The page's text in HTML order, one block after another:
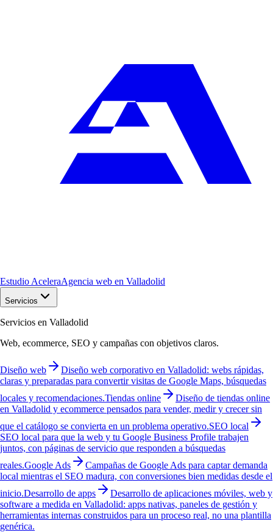
Estudio AceleraAgencia web en Valladolid
Servicios
Servicios en Valladolid
Web, ecommerce, SEO y campañas con objetivos claros.
Diseño web
Diseño web corporativo en Valladolid: webs rápidas,
claras y preparadas para convertir visitas de Google Maps, búsquedas
locales y recomendaciones.Tiendas online
Diseño de tiendas online
en Valladolid y ecommerce pensados para vender, medir y crecer sin
que el catálogo se convierta en un problema operativo.SEO local
SEO local para que la web y tu Google Business Profile trabajen
juntos, con páginas de servicio que responden a búsquedas
reales.Google Ads
Campañas de Google Ads para captar demanda
local mientras el SEO madura, con conversiones bien medidas desde el
inicio.Desarrollo de apps
Desarrollo de aplicaciones móviles, web y
software a medida en Valladolid: apps nativas, paneles de gestión y
herramientas internas construidos para un proceso real, no una plantilla
genérica.